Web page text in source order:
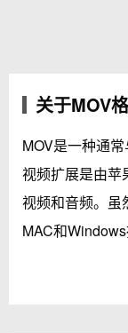
关于MOV
MOV是一种通
视频扩展是由苹
视频和音频。虽
MAC和Windows